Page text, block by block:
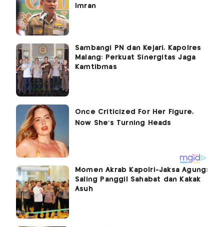
Imran
Sambangi PN dan Kejari, Kapolres
Malang: Perkuat Sinergitas Jaga
Kamtibmas
Momen Akrab Kapolri-Jaksa Agung:
Saling Panggil Sahabat dan Kakak
Asuh